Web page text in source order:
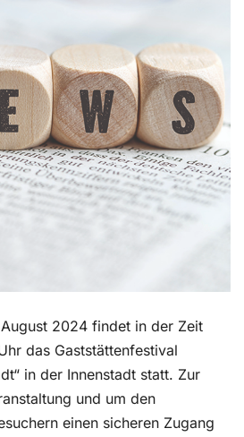
2024 findet in der Zeit
das Gaststättenfestival
in der Innenstadt statt. Zur
und um den
einen sicheren Zugang